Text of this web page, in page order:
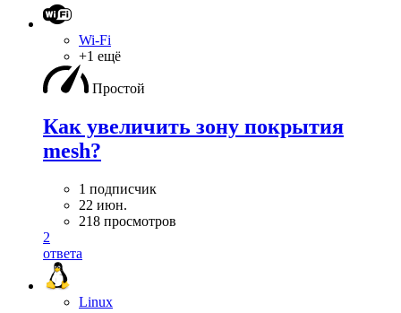
Wi-Fi
+1 ещё
Простой
Как увеличить зону покрытия
mesh?
1 подписчик
22 июн.
218 просмотров
2
ответа
Linux